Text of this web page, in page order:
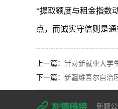
“提取额度与租金指数
点，而诚实守信则是
上一篇： 针对新就业大学
下一篇： 新疆维吾尔自治
新疆